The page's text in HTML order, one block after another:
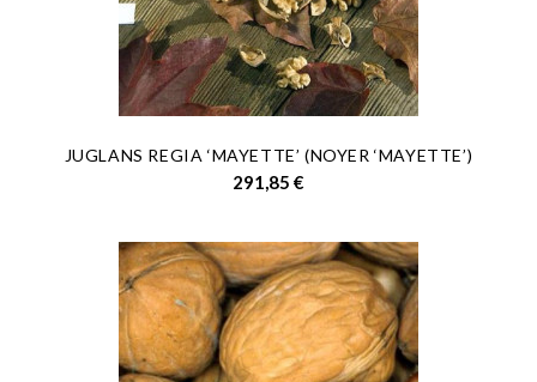
JUGLANS REGIA ‘MAYETTE’ (NOYER ‘MAYETTE’)
291,85 €